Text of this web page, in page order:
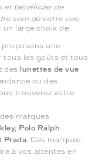
et bénéficiez de
soin de votre vue.
large choix de
une
tous les goûts et tous
des lunettes de vue
ou des
trouverez votre
marques
Polo Ralph
Prada . Ces marques
à vos attentes en